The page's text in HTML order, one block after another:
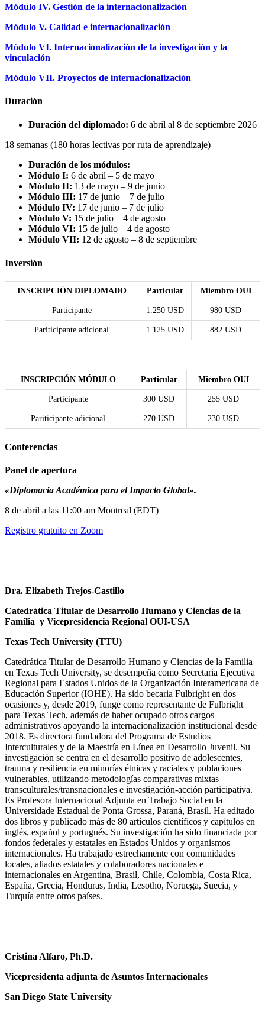
Módulo IV. Gestión de la internacionalización
Módulo V. Calidad e internacionalización
Módulo VI. Internacionalización de la investigación y la
vinculación
Módulo VII. Proyectos de internacionalización
Duración
Duración del diplomado: 6 de abril al 8 de septiembre 2026
18 semanas (180 horas lectivas por ruta de aprendizaje)
Duración de los módulos:
Módulo I: 6 de abril – 5 de mayo
Módulo II: 13 de mayo – 9 de junio
Módulo III: 17 de junio – 7 de julio
Módulo IV: 17 de junio – 7 de julio
Módulo V: 15 de julio – 4 de agosto
Módulo VI: 15 de julio – 4 de agosto
Módulo VII: 1 2 de agosto – 8 de septiembre
Inversión
INSCRIPCIÓN DIPLOMADO Particular Miembro OUI
Participante 1.250 USD 980 USD
Pariticipante adicional 1.125 USD 882 USD
INSCRIPCIÓN MÓDULO Particular Miembro OUI
Participante 300 USD 255 USD
Pariticipante adicional 270 USD 230 USD
Conferencias
Panel de apertura
«Diplomacia Académica para el Impacto Global».
8 de abril a las 11:00 am Montreal (EDT)
Registro gratuito en Zoom
Dra. Elizabeth Trejos-Castillo
Catedrática Titular de Desarrollo Humano y Ciencias de la
Familia y Vicepresidencia Regional OUI-USA
Texas Tech University (TTU)
Catedrática Titular de Desarrollo Humano y Ciencias de la Familia
en Texas Tech University, se desempeña como Secretaria Ejecutiva
Regional para Estados Unidos de la Organización Interamericana de
Educación Superior (IOHE). Ha sido becaria Fulbright en dos
ocasiones y, desde 2019, funge como representante de Fulbright
para Texas Tech, además de haber ocupado otros cargos
administrativos apoyando la internacionalización institucional desde
2018. Es directora fundadora del Programa de Estudios
Interculturales y de la Maestría en Línea en Desarrollo Juvenil. Su
investigación se centra en el desarrollo positivo de adolescentes,
trauma y resiliencia en minorías étnicas y raciales y poblaciones
vulnerables, utilizando metodologías comparativas mixtas
transculturales/transnacionales e investigación-acción participativa.
Es Profesora Internacional Adjunta en Trabajo Social en la
Universidade Estadual de Ponta Grossa, Paraná, Brasil. Ha editado
dos libros y publicado más de 80 artículos científicos y capítulos en
inglés, español y portugués. Su investigación ha sido financiada por
fondos federales y estatales en Estados Unidos y organismos
internacionales. Ha trabajado estrechamente con comunidades
locales, aliados estatales y colaboradores nacionales e
internacionales en Argentina, Brasil, Chile, Colombia, Costa Rica,
España, Grecia, Honduras, India, Lesotho, Noruega, Suecia, y
Turquía entre otros países.
Cristina Alfaro, Ph.D.
Vicepresidenta adjunta de Asuntos Internacionales
San Diego State University